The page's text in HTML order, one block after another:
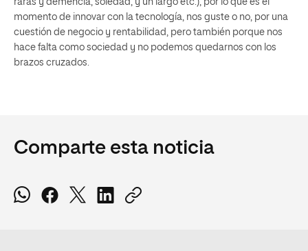
raras y demencia, soledad, y un largo etc.), por lo que es el
momento de innovar con la tecnología, nos guste o no, por una
cuestión de negocio y rentabilidad, pero también porque nos
hace falta como sociedad y no podemos quedarnos con los
brazos cruzados.
Comparte esta noticia